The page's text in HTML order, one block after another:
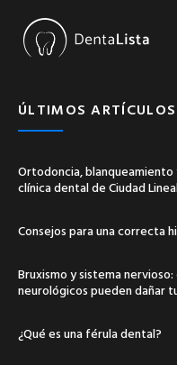
ÚLTIMOS ARTÍCULOS
Ortodoncia, blanqueamiento
clínica dental de Ciudad
Consejos para una correcta
Bruxismo y sistema
neurológicos pueden dañar
¿Qué es una férula dental?